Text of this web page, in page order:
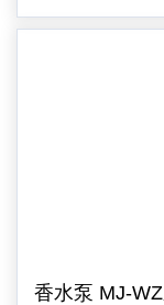
香水泵 MJ-